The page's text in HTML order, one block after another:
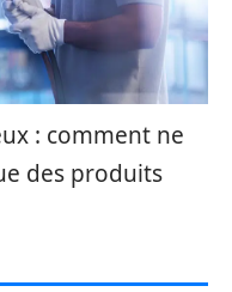
: comment ne
des produits